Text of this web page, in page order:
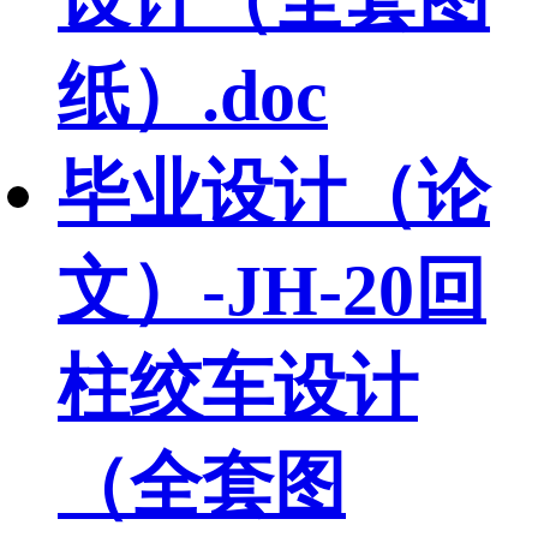
纸）.doc
毕业设计（论
文）-JH-20回
柱绞车设计
（全套图